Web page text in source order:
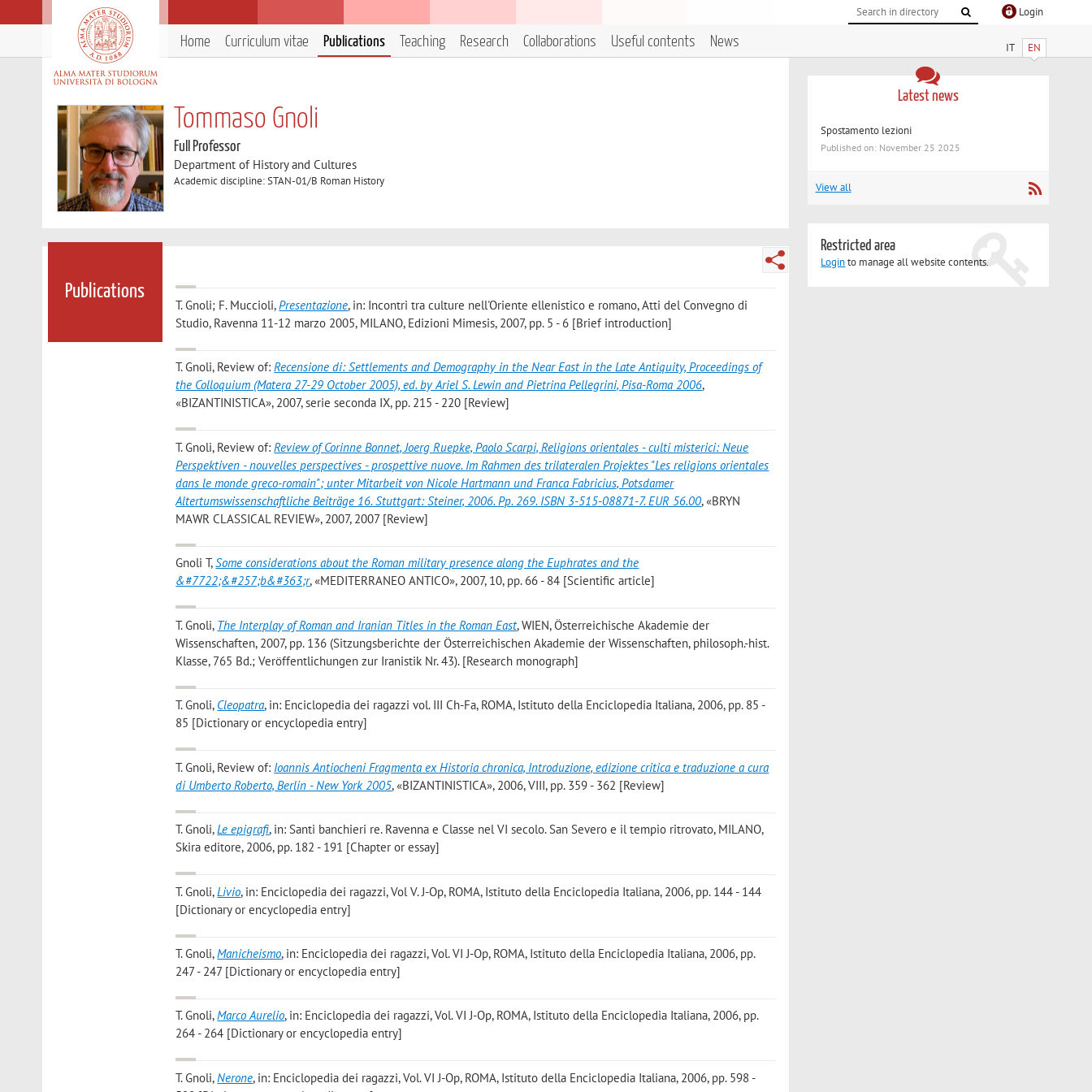
Login
IT EN
Home Curriculum vitae Publications Teaching Research Collaborations Useful contents News
Tommaso Gnoli
Full Professor
Department of History and Cultures
Academic discipline: STAN-01/B Roman History
Publications
T. Gnoli; F. Muccioli,Presentazione, in: Incontri tra culture nell'Oriente ellenistico e romano, Atti del Convegno di
Studio, Ravenna 11-12 marzo 2005, MILANO, Edizioni Mimesis, 2007, pp. 5 - 6 [Brief introduction]
T. Gnoli, Review of:Recensione di: Settlements and Demography in the Near East in the Late Antiquity, Proceedings of
the Colloquium (Matera 27-29 October 2005), ed. by Ariel S. Lewin and Pietrina Pellegrini, Pisa-Roma 2006,
«BIZANTINISTICA», 2007, serie seconda IX, pp. 215 - 220 [Review]
T. Gnoli, Review of:Review of Corinne Bonnet, Joerg Ruepke, Paolo Scarpi, Religions orientales - culti misterici: Neue
Perspektiven - nouvelles perspectives - prospettive nuove. Im Rahmen des trilateralen Projektes "Les religions orientales
dans le monde greco-romain"; unter Mitarbeit von Nicole Hartmann und Franca Fabricius, Potsdamer
Altertumswissenschaftliche Beiträge 16. Stuttgart: Steiner, 2006. Pp. 269. ISBN 3-515-08871-7. EUR 56.00, «BRYN
MAWR CLASSICAL REVIEW», 2007, 2007 [Review]
Gnoli T,Some considerations about the Roman military presence along the Euphrates and the
&#7722;&#257;b&#363;r, «MEDITERRANEO ANTICO», 2007, 10, pp. 66 - 84 [Scientific article]
T. Gnoli, The Interplay of Roman and Iranian Titles in the Roman East, WIEN, Österreichische Akademie der
Wissenschaften, 2007, pp. 136 (Sitzungsberichte der Österreichischen Akademie der Wissenschaften, philosoph.-hist.
Klasse, 765 Bd.; Veröffentlichungen zur Iranistik Nr. 43). [Research monograph]
T. Gnoli, Cleopatra, in: Enciclopedia dei ragazzi vol. III Ch-Fa, ROMA, Istituto della Enciclopedia Italiana, 2006, pp. 85 -
85 [Dictionary or encyclopedia entry]
T. Gnoli, Review of: Ioannis Antiocheni Fragmenta ex Historia chronica, Introduzione, edizione critica e traduzione a cura
di Umberto Roberto, Berlin - New York 2005, «BIZANTINISTICA», 2006, VIII, pp. 359 - 362 [Review]
T. Gnoli,Le epigrafi, in: Santi banchieri re. Ravenna e Classe nel VI secolo. San Severo e il tempio ritrovato, MILANO,
Skira editore, 2006, pp. 182 - 191 [Chapter or essay]
T. Gnoli,Livio, in: Enciclopedia dei ragazzi, Vol V. J-Op, ROMA, Istituto della Enciclopedia Italiana, 2006, pp. 144 - 144
[Dictionary or encyclopedia entry]
T. Gnoli,Manicheismo, in: Enciclopedia dei ragazzi, Vol. VI J-Op, ROMA, Istituto della Enciclopedia Italiana, 2006, pp.
247 - 247 [Dictionary or encyclopedia entry]
T. Gnoli,Marco Aurelio, in: Enciclopedia dei ragazzi, Vol. VI J-Op, ROMA, Istituto della Enciclopedia Italiana, 2006, pp.
264 - 264 [Dictionary or encyclopedia entry]
T. Gnoli,Nerone, in: Enciclopedia dei ragazzi, Vol. VI J-Op, ROMA, Istituto della Enciclopedia Italiana, 2006, pp. 598 -
Latest news
Spostamento lezioni
Published on: November 25 2025
View all
Restricted area
Loginto manage all website contents.